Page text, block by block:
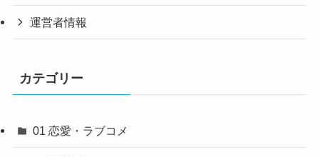
運営者情報
カテゴリー
01 恋愛・ラブコメ